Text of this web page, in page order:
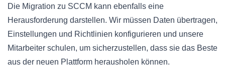
Die Migration zu SCCM kann ebenfalls eine
Herausforderung darstellen. Wir müssen Daten übertragen,
Einstellungen und Richtlinien konfigurieren und unsere
Mitarbeiter schulen, um sicherzustellen, dass sie das Beste
aus der neuen Plattform herausholen können.